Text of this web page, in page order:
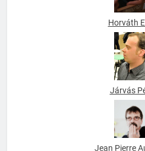
Horváth
Járvás